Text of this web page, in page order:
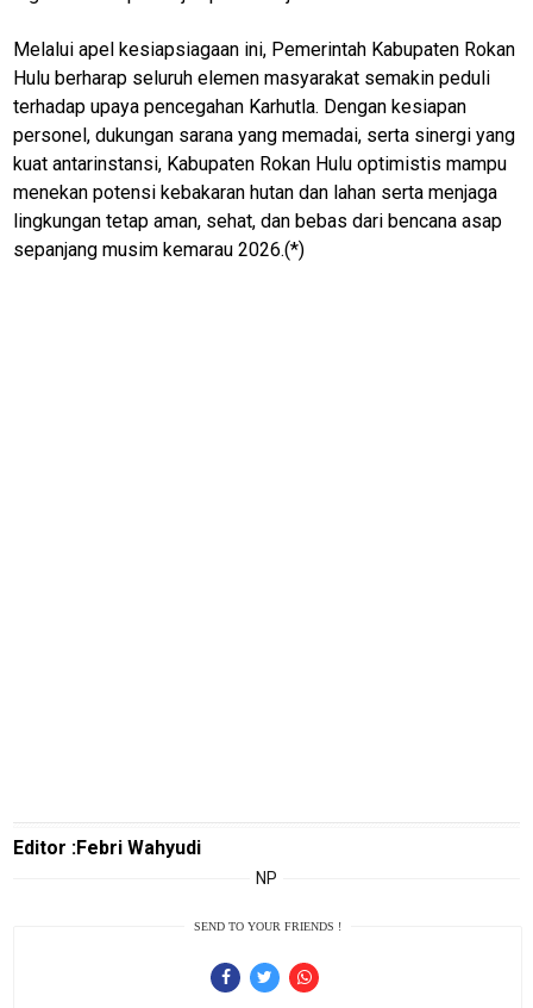
Melalui apel kesiapsiagaan ini, Pemerintah Kabupaten Rokan
Hulu berharap seluruh elemen masyarakat semakin peduli
terhadap upaya pencegahan Karhutla. Dengan kesiapan
personel, dukungan sarana yang memadai, serta sinergi yang
kuat antarinstansi, Kabupaten Rokan Hulu optimistis mampu
menekan potensi kebakaran hutan dan lahan serta menjaga
lingkungan tetap aman, sehat, dan bebas dari bencana asap
sepanjang musim kemarau 2026.(*)
Editor :Febri Wahyudi
NP
SEND TO YOUR FRIENDS !
Review
Pinjol
SourceCode
Otomotif
infotorial
Tutor
Trending